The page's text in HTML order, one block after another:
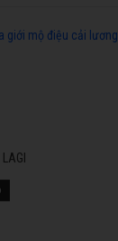
giới mộ điệu cải lương